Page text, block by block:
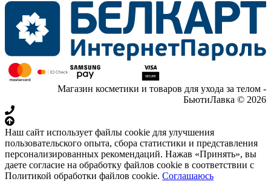
Магазин косметики и товаров для ухода за телом -
БьютиЛавка © 2026
Наш сайт использует файлы cookie для улучшения
пользовательского опыта, сбора статистики и представления
персонализированных рекомендаций. Нажав «Принять», вы
даете согласие на обработку файлов cookie в соответствии с
Политикой обработки файлов cookie. Соглашаюсь